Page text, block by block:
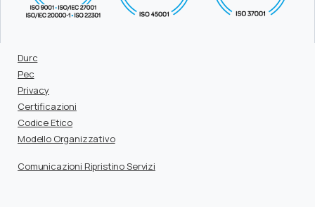
Durc
Pec
Privacy
Certificazioni
Codice Etico
Modello Organizzativo
Comunicazioni Ripristino Servizi